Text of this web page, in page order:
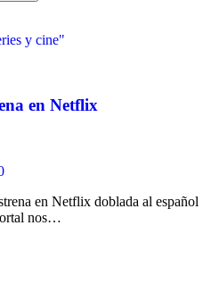
y cine"
en Netflix
en Netflix doblada al español
nos…